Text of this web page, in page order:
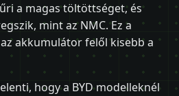
a magas töltöttséget, és
mint az NMC. Ez a
akkumulátor felől kisebb a
hogy a BYD modelleknél